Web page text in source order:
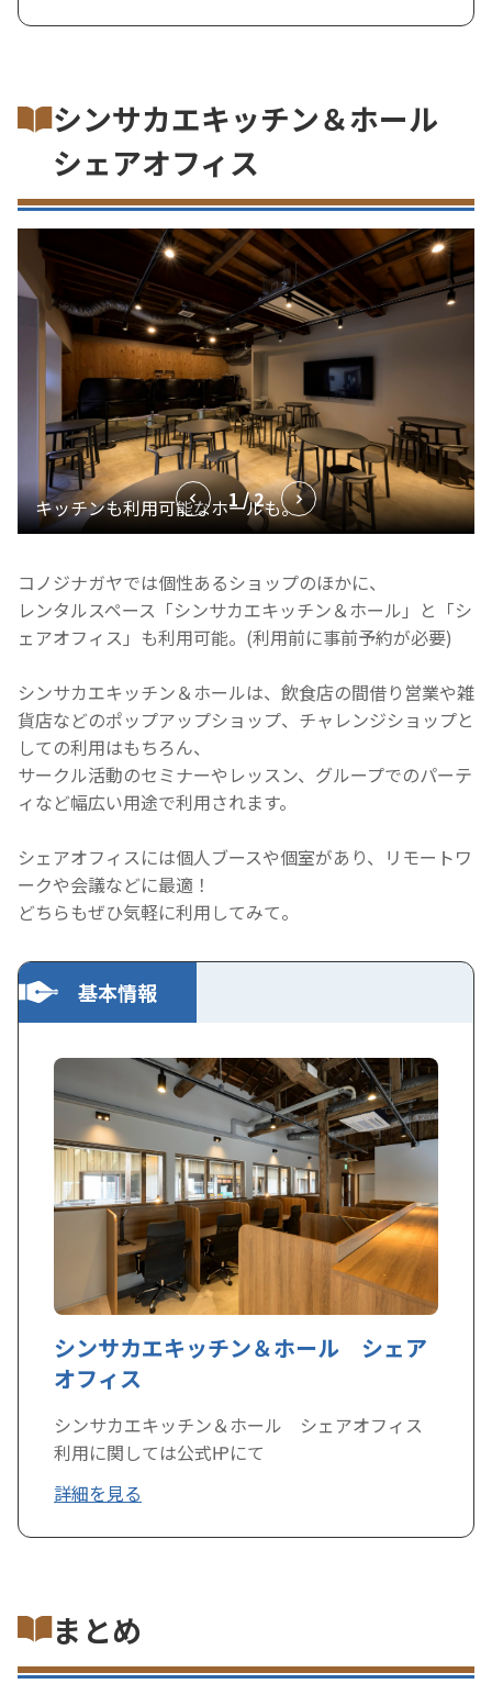
シンサカエキッチン＆ホール
シェアオフィス
1 / 2
コノジナガヤでは個性あるショップのほかに、
レンタルスペース「シンサカエキッチン＆ホール」と「シ
ェアオフィス」も利用可能。(利用前に事前予約が必要)
シンサカエキッチン＆ホールは、飲食店の間借り営業や雑
貨店などのポップアップショップ、チャレンジショップと
しての利用はもちろん、
サークル活動のセミナーやレッスン、グループでのパーテ
ィなど幅広い用途で利用されます。
シェアオフィスには個人ブースや個室があり、 リモートワ
ークや会議などに最適！
どちらもぜひ気軽に利用してみて。
基本情報
シンサカエキッチン＆ホール シェア
オフィス
シンサカエキッチン＆ホール シェアオフィス
利用に関しては公式㏋にて
詳細を見る
まとめ